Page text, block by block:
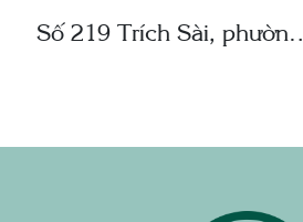
LỘC)
Số 219 Trích Sài, phường